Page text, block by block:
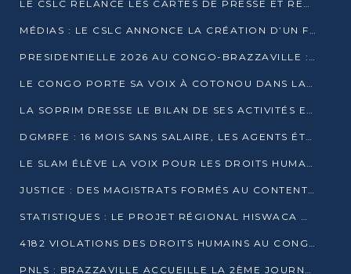
LE CSLC RELANCE LES CARTES DE PRESSE ET RECONNAÎT OFFICIELLEMENT LES MÉDIAS EN LIGNE
MÉDIAS : LE CSLC ANNONCE LA CRÉATION D’UN FONDS D’APPUI À LA PRESSE
PRESIDENTIELLE 2026 AU CONGO-BRAZZAVILLE : UN CASTING ÉLARGI
LE CONGO PORTE SA VOIX À COTONOU DANS LA LUTTE CONTRE LA TUBERCULOSE
LA SOPRIM DRESSE LE BILAN DE SES ACTIVITÉS ET FIXE DE NOUVELLES PRIORITÉS
DGMRFE : 16 MOIS SANS SALAIRE, LES AGENTS ÉTOUFFENT DANS LE SILENCE
LE SLAM ÉLÈVE LA VOIX POUR LES DROITS HUMAINS À BRAZZAVILLE
JUSTICE : DES MAGISTRATS FORMÉS AU CONTENTIEUX DE LA PROPRIÉTÉ INTELLECTUELLE
STATISTIQUES : LE PROJET RÉGIONAL HISWACA OFFICIELLEMENT LANCÉ AU CONGO
4182 VIOLATIONS DES DROITS HUMAINS AU CONGO EN 2025 SELON LE CAD
PNLS : BRAZZAVILLE ACCUEILLE LA 2ÈME JOURNÉE SCIENTIFIQUE SUR LE VIH/SIDA